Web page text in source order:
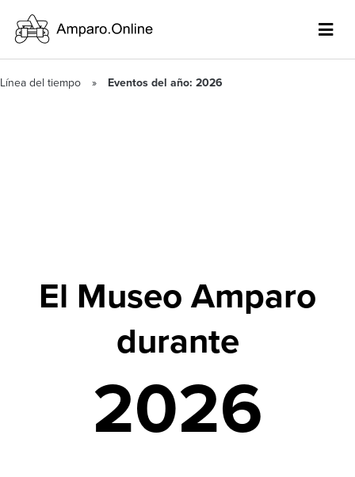
Línea del tiempo Eventos del año: 2026
El Museo Amparo
durante
2026